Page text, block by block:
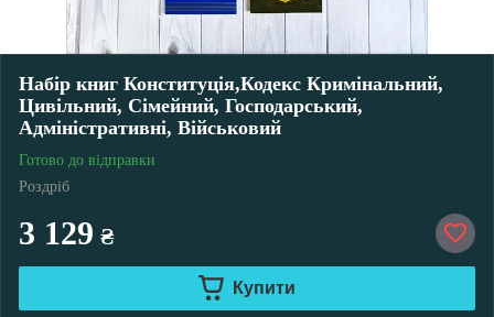
Набір книг Конституція,Кодекс Кримінальний,
Цивільний, Сімейний, Господарський,
Адміністративні, Військовий
Готово до відправки
Роздріб
3 129 ₴
Купити